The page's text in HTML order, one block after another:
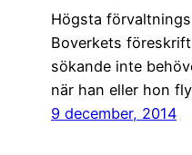
Högsta
Boverkets
sökande inte
när han eller hon
9 december, 2014